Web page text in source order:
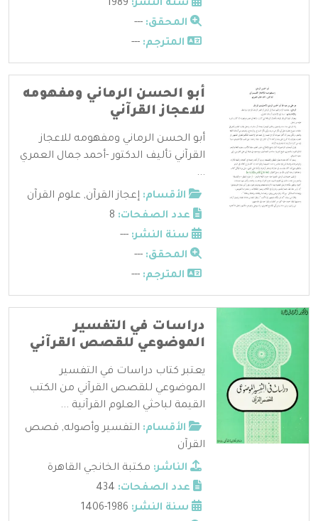
سنة النشر:
المحقق: ---
المترجم: ---
أبو الحسن الرماني ومفهومه
للاعجاز القرآني
أبو الحسن الرماني ومفهومه للاعجاز
القرآني تأليف الدكتور -أحمد جمال العمري
...
الأقسام: إعجاز القرآن, علوم القرآن
عدد الصفحات:
سنة النشر: ---
المحقق: ---
المترجم: ---
دراسات في التفسير
الموضوعي للقصص القرآني
يعتبر كتاب دراسات في التفسير
الموضوعي للقصص القرآني من الكتب
القيمة لباحثي العلوم القرآنية ...
الأقسام: التفسير وأصوله, قصص
القرآن
الناشر: مكتبة الخانجي القاهرة
عدد الصفحات:
سنة النشر: